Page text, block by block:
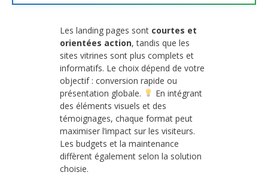
Les landing pages sont courtes et
orientées action, tandis que les
sites vitrines sont plus complets et
informatifs. Le choix dépend de votre
objectif : conversion rapide ou
présentation globale.
En intégrant
des éléments visuels et des
témoignages, chaque format peut
maximiser l’impact sur les visiteurs.
Les budgets et la maintenance
diffèrent également selon la solution
choisie.